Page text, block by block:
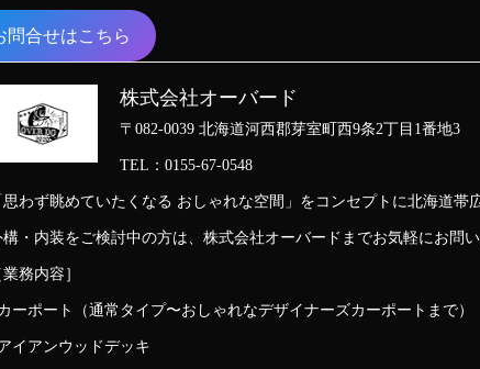
問合せはこちら
株式会社オーバード
〒082-0039 北海道河西郡芽室町西9条2丁目1番地3
TEL：0155-67-0548
思わず眺めていたくなる おしゃれな空間」をコンセプトに北海道
構・内装をご検討中の方は、株式会社オーバードまでお気軽にお問い
業務内容］
ーポート（通常タイプ〜おしゃれなデザイナーズカーポートまで）
イアンウッドデッキ